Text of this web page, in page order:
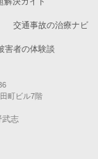
交通事故の治療ナビ
害者の体験談
町ビル7階
志